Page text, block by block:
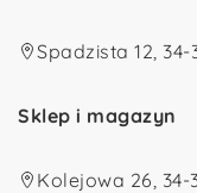
Spadzista 12,
Sklep i magazyn
Kolejowa 26,